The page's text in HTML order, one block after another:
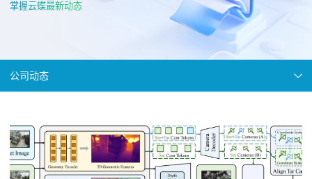
掌握云蝶最新动态
公司动态